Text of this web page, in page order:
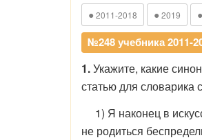
● 2011-2018 ● 2019 ●
№248 учебника 2011-
1.Укажите, какие
статью для словарика
1) Я наконец в
не родиться